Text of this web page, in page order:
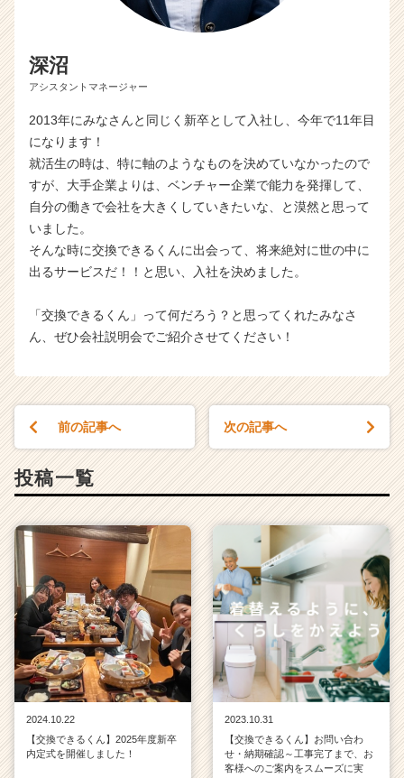
深沼
アシスタントマネージャー
2013年にみなさんと同じく新卒として入社し、今年で11年目
になります！
就活生の時は、特に軸のようなものを決めていなかったので
すが、大手企業よりは、ベンチャー企業で能力を発揮して、
自分の働きで会社を大きくしていきたいな、と漠然と思って
いました。
そんな時に交換できるくんに出会って、将来絶対に世の中に
出るサービスだ！！と思い、入社を決めました。
「交換できるくん」って何だろう？と思ってくれたみなさ
ん、ぜひ会社説明会でご紹介させてください！
前の記事へ 次の記事へ
投稿一覧
2024.10.22
【交換できるくん】2025年度新卒
内定式を開催しました！
2023.10.31
【交換できるくん】お問い合わ
せ・納期確認～工事完了まで、お
客様へのご案内をスムーズに実